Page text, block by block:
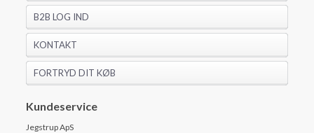
B2B LOG IND
KONTAKT
FORTRYD DIT KØB
Kundeservice
Jegstrup ApS